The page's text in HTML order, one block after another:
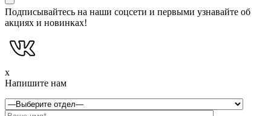
Подписывайтесь на наши соцсети и первыми узнавайте об
акциях и новинках!
x
Напишите нам